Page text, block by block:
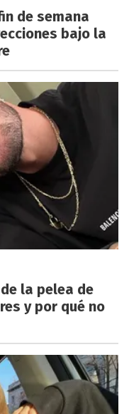
de semana
bajo la
la pelea de
y por qué no